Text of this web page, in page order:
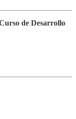
de Desarrollo